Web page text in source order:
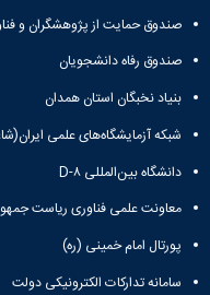
صندوق حمایت از پژوهشگران و
صندوق رفاه دانشجویان
بنیاد نخبگان استان همدان
شبکه آزمایشگاه‌های علمی
دانشگاه بین‌المللی D-۸
معاونت علمی فناوری ریاست
پورتال امام خمینی (ره)
سامانه تدارکات الکترونیکی دولت